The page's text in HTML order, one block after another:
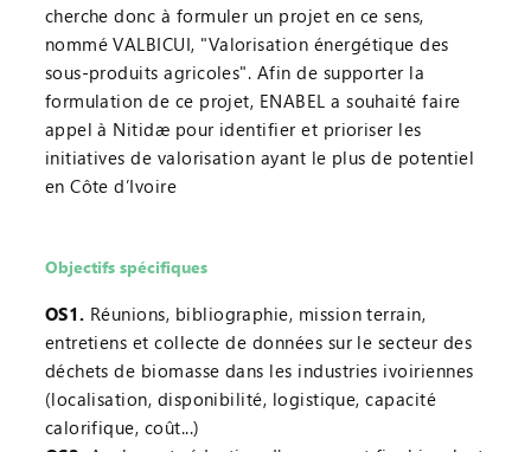
cherche donc à formuler un projet en ce sens,
nommé VALBICUI, "Valorisation énergétique des
sous-produits agricoles". Afin de supporter la
formulation de ce projet, ENABEL a souhaité faire
appel à Nitidæ pour identifier et prioriser les
initiatives de valorisation ayant le plus de potentiel
en Côte d’Ivoire
Objectifs spécifiques
OS1. Réunions, bibliographie, mission terrain,
entretiens et collecte de données sur le secteur des
déchets de biomasse dans les industries ivoiriennes
(localisation, disponibilité, logistique, capacité
calorifique, coût...)